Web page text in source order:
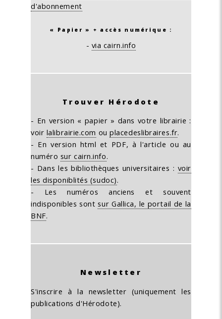
d'abonnement
« Papier » + accès numérique :
- via cairn.info
Trouver Hérodote
- En version « papier » dans votre librairie :
voir lalibrairie.com ouplacedeslibraires.fr.
- En version html et PDF, à l'article ou au
numéro sur cairn.info.
- Dans les bibliothèques universitaires : voir
les disponiblités (sudoc).
- Les numéros anciens et souvent
indisponibles sontsur Gallica, le portail de la
BNF.
Newsletter
S'inscrire à la newsletter (uniquement les
publications d'Hérodote).